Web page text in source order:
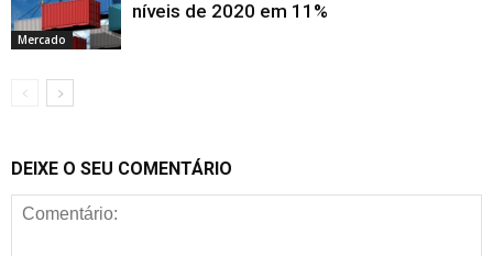
Mercado
níveis de 2020 em 11%
DEIXE O SEU COMENTÁRIO